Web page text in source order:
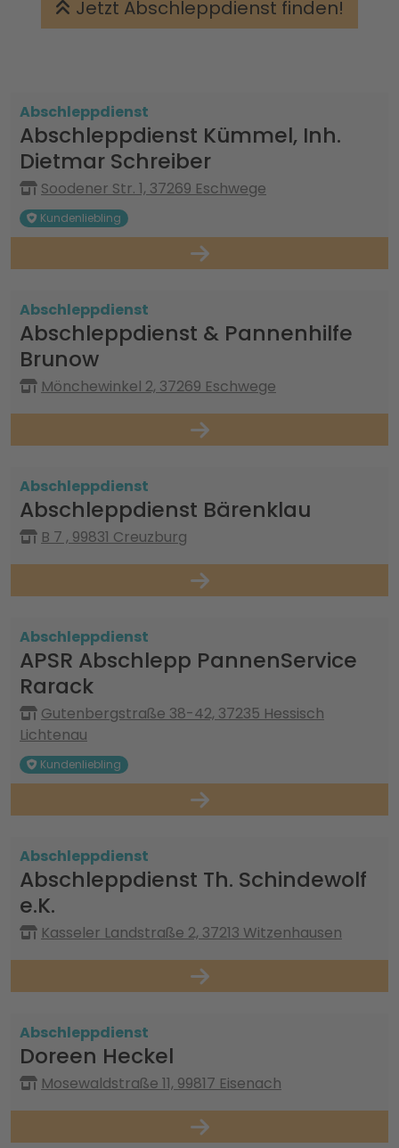
Jetzt Abschleppdienst finden!
Abschleppdienst
Abschleppdienst Kümmel, Inh.
Dietmar Schreiber
Soodener Str. 1, 37269 Eschwege
Kundenliebling
Abschleppdienst
Abschleppdienst & Pannenhilfe
Brunow
Mönchewinkel 2, 37269 Eschwege
Abschleppdienst
Abschleppdienst Bärenklau
B 7 , 99831 Creuzburg
Abschleppdienst
APSR Abschlepp PannenService
Rarack
Gutenbergstraße 38-42, 37235 Hessisch
Lichtenau
Kundenliebling
Abschleppdienst
Abschleppdienst Th. Schindewolf
e.K.
Kasseler Landstraße 2, 37213 Witzenhausen
Abschleppdienst
Doreen Heckel
Mosewaldstraße 11, 99817 Eisenach